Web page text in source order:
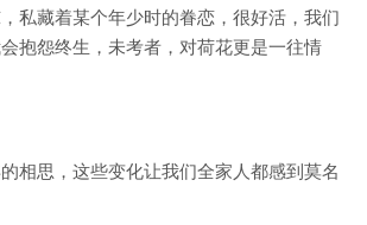
私藏着某个年少时的眷恋，很好活，我们
抱怨终生，未考者，对荷花更是一往情
相思，这些变化让我们全家人都感到莫名